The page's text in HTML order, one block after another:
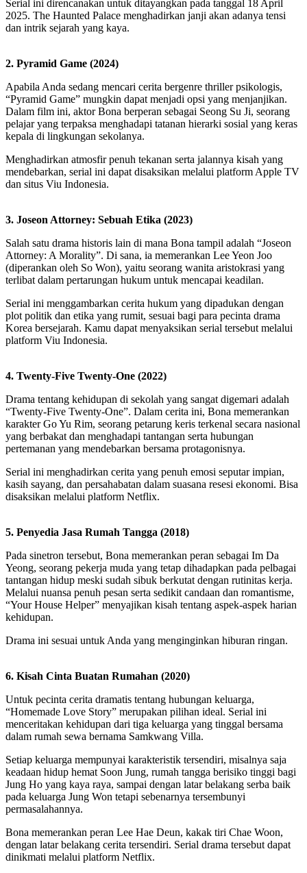
Serial ini direncanakan untuk ditayangkan pada tanggal 18 April
2025. The Haunted Palace menghadirkan janji akan adanya tensi
dan intrik sejarah yang kaya.
2. Pyramid Game (2024)
Apabila Anda sedang mencari cerita bergenre thriller psikologis,
“Pyramid Game” mungkin dapat menjadi opsi yang menjanjikan.
Dalam film ini, aktor Bona berperan sebagai Seong Su Ji, seorang
pelajar yang terpaksa menghadapi tatanan hierarki sosial yang keras
kepala di lingkungan sekolanya.
Menghadirkan atmosfir penuh tekanan serta jalannya kisah yang
mendebarkan, serial ini dapat disaksikan melalui platform Apple TV
dan situs Viu Indonesia.
3. Joseon Attorney: Sebuah Etika (2023)
Salah satu drama historis lain di mana Bona tampil adalah “Joseon
Attorney: A Morality”. Di sana, ia memerankan Lee Yeon Joo
(diperankan oleh So Won), yaitu seorang wanita aristokrasi yang
terlibat dalam pertarungan hukum untuk mencapai keadilan.
Serial ini menggambarkan cerita hukum yang dipadukan dengan
plot politik dan etika yang rumit, sesuai bagi para pecinta drama
Korea bersejarah. Kamu dapat menyaksikan serial tersebut melalui
platform Viu Indonesia.
4. Twenty-Five Twenty-One (2022)
Drama tentang kehidupan di sekolah yang sangat digemari adalah
“Twenty-Five Twenty-One”. Dalam cerita ini, Bona memerankan
karakter Go Yu Rim, seorang petarung keris terkenal secara nasional
yang berbakat dan menghadapi tantangan serta hubungan
pertemanan yang mendebarkan bersama protagonisnya.
Serial ini menghadirkan cerita yang penuh emosi seputar impian,
kasih sayang, dan persahabatan dalam suasana resesi ekonomi. Bisa
disaksikan melalui platform Netflix.
5. Penyedia Jasa Rumah Tangga (2018)
Pada sinetron tersebut, Bona memerankan peran sebagai Im Da
Yeong, seorang pekerja muda yang tetap dihadapkan pada pelbagai
tantangan hidup meski sudah sibuk berkutat dengan rutinitas kerja.
Melalui nuansa penuh pesan serta sedikit candaan dan romantisme,
“Your House Helper” menyajikan kisah tentang aspek-aspek harian
kehidupan.
Drama ini sesuai untuk Anda yang menginginkan hiburan ringan.
6. Kisah Cinta Buatan Rumahan (2020)
Untuk pecinta cerita dramatis tentang hubungan keluarga,
“Homemade Love Story” merupakan pilihan ideal. Serial ini
menceritakan kehidupan dari tiga keluarga yang tinggal bersama
dalam rumah sewa bernama Samkwang Villa.
Setiap keluarga mempunyai karakteristik tersendiri, misalnya saja
keadaan hidup hemat Soon Jung, rumah tangga berisiko tinggi bagi
Jung Ho yang kaya raya, sampai dengan latar belakang serba baik
pada keluarga Jung Won tetapi sebenarnya tersembunyi
permasalahannya.
Bona memerankan peran Lee Hae Deun, kakak tiri Chae Woon,
dengan latar belakang cerita tersendiri. Serial drama tersebut dapat
dinikmati melalui platform Netflix.